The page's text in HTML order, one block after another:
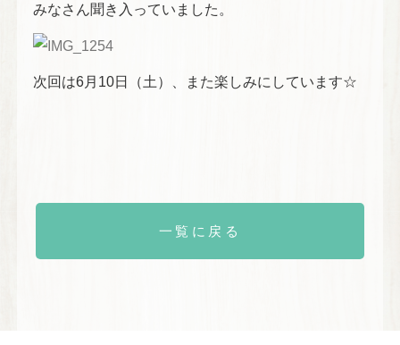
みなさん聞き入っていました。
次回は6月10日（土）、また楽しみにしています☆
一覧に戻る